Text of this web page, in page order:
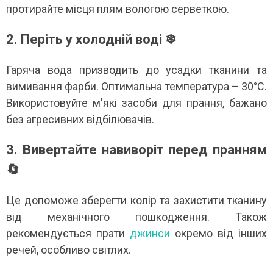
протирайте місця плям вологою серветкою.
2. Періть у холодній воді ❄
Гаряча вода призводить до усадки тканини та
вимивання фарби. Оптимальна температура – 30°C.
Використовуйте м'які засоби для прання, бажано
без агресивних відбілювачів.
3. Вивертайте навиворіт перед пранням
🔄
Це допоможе зберегти колір та захистити тканину
від механічного пошкодження. Також
рекомендується прати джинси окремо від інших
речей, особливо світлих.